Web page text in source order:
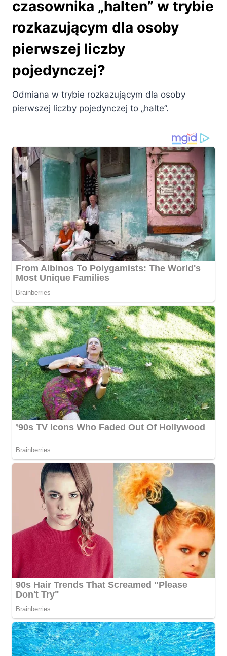
czasownika „halten” w trybie
rozkazującym dla osoby
pierwszej liczby
pojedynczej?
Odmiana w trybie rozkazującym dla osoby
pierwszej liczby pojedynczej to „halte”.